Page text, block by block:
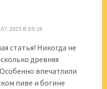
В 09:18
статья! Никогда не
древняя
впечатлили
пиве и богине